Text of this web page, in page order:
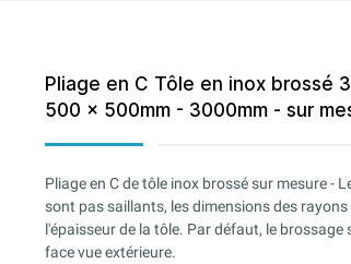
Pliage en C Tôle en inox brossé
500 x 500mm - 3000mm - sur
Pliage en C de tôle inox brossé sur mesure -
sont pas saillants, les dimensions des
l'épaisseur de la tôle. Par défaut, le brossage
face vue extérieure.